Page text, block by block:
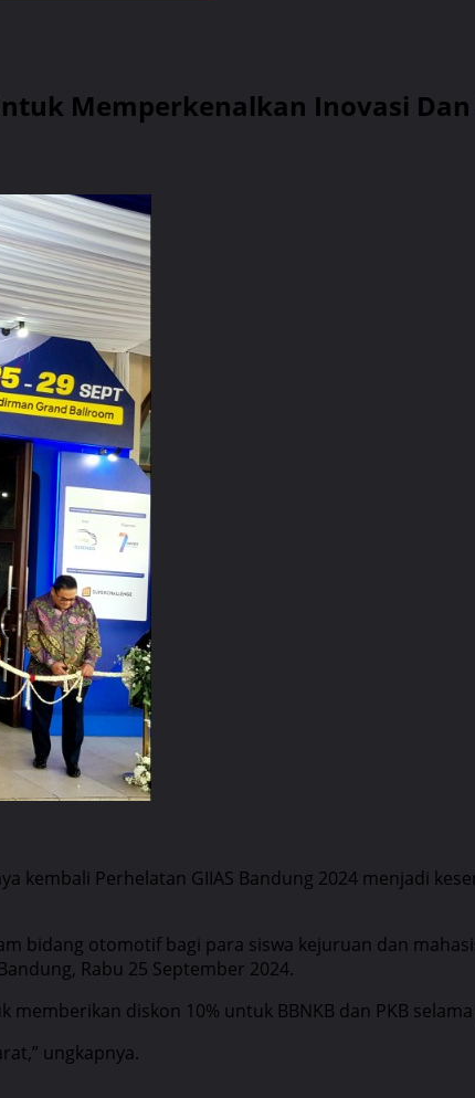
Memperkenalkan Inovasi
kembali Perhelatan GIIAS Bandung 2024 menjadi
bidang otomotif bagi para siswa kejuruan dan
Rabu 25 September 2024.
diskon 10% untuk BBNKB dan PKB
ungkapnya.